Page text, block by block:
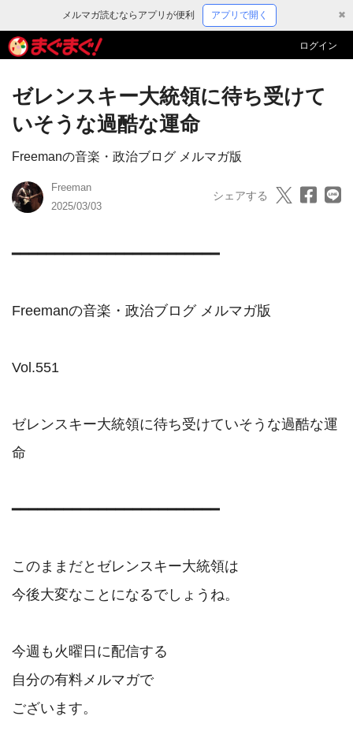
メルマガ読むならアプリが便利 アプリで開く ✖
ログイン
ゼレンスキー大統領に待ち受けて
いそうな過酷な運命
Freemanの音楽・政治ブログ メルマガ版
Freeman
2025/03/03
シェアする
━━━━━━━━━━━━━━━━━━━━━━━━
Freemanの音楽・政治ブログ メルマガ版
Vol.551
ゼレンスキー大統領に待ち受けていそうな過酷な運
命
━━━━━━━━━━━━━━━━━━━━━━━━
このままだとゼレンスキー大統領は
今後大変なことになるでしょうね。
今週も火曜日に配信する
自分の有料メルマガで
ございます。